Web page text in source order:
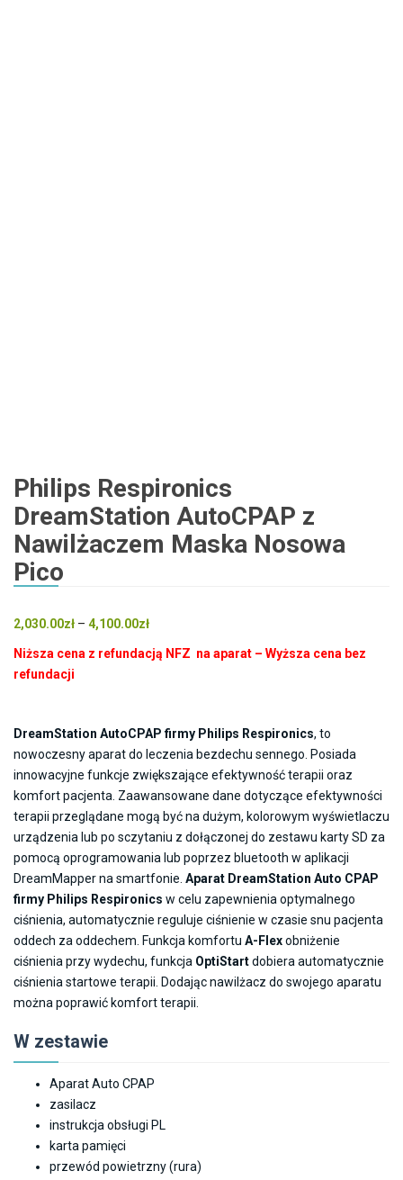
Philips Respironics
DreamStation AutoCPAP z
Nawilżaczem Maska Nosowa
Pico
2,030.00zł – 4,100.00złZakres
od
4,100.00zł
Niższa cena z refundacją NFZ na aparat – Wyższa cena bez
refundacji
DreamStation AutoCPAP firmy Philips Respironics, to
nowoczesny aparat do leczenia bezdechu sennego. Posiada
innowacyjne funkcje zwiększające efektywność terapii oraz
komfort pacjenta. Zaawansowane dane dotyczące efektywności
terapii przeglądane mogą być na dużym, kolorowym wyświetlaczu
urządzenia lub po sczytaniu z dołączonej do zestawu karty SD za
pomocą oprogramowania lub poprzez bluetooth w aplikacji
DreamMapper na smartfonie. Aparat DreamStation Auto CPAP
firmy Philips Respironics w celu zapewnienia optymalnego
ciśnienia, automatycznie reguluje ciśnienie w czasie snu pacjenta
oddech za oddechem. Funkcja komfortu A-Flexobniżenie
ciśnienia przy wydechu, funkcja OptiStartdobiera automatycznie
ciśnienia startowe terapii. Dodając nawilżacz do swojego aparatu
można poprawić komfort terapii.
W zestawie
Aparat Auto CPAP
zasilacz
instrukcja obsługi PL
karta pamięci
przewód powietrzny (rura)